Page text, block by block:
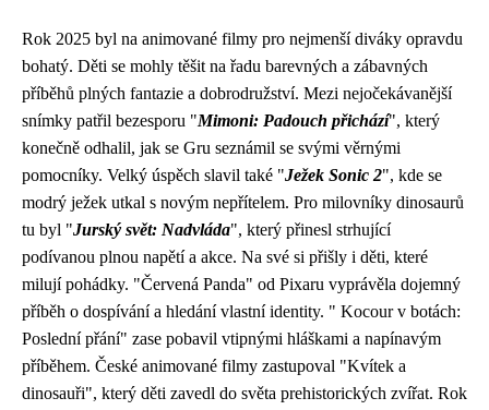
Rok 2025 byl na animované filmy pro nejmenší diváky opravdu
bohatý. Děti se mohly těšit na řadu barevných a zábavných
příběhů plných fantazie a dobrodružství. Mezi nejočekávanější
snímky patřil bezesporu "Mimoni: Padouch přichází", který
konečně odhalil, jak se Gru seznámil se svými věrnými
pomocníky. Velký úspěch slavil také "Ježek Sonic 2", kde se
modrý ježek utkal s novým nepřítelem. Pro milovníky dinosaurů
tu byl "Jurský svět: Nadvláda", který přinesl strhující
podívanou plnou napětí a akce. Na své si přišly i děti, které
milují pohádky. "Červená Panda" od Pixaru vyprávěla dojemný
příběh o dospívání a hledání vlastní identity. " Kocour v botách:
Poslední přání" zase pobavil vtipnými hláškami a napínavým
příběhem. České animované filmy zastupoval "Kvítek a
dinosauři", který děti zavedl do světa prehistorických zvířat. Rok